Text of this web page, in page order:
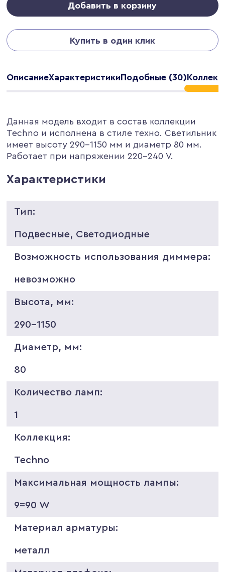
Добавить в корзину
Купить в один клик
ОписаниеХарактеристикиПодобные (30)
Данная модель входит в состав коллекции
Techno и исполнена в стиле техно. Светильник
имеет высоту 290-1150 мм и диаметр 80 мм.
Работает при напряжении 220-240 V.
Характеристики
Тип:
Подвесные, Светодиодные
Возможность использования диммера:
невозможно
Высота, мм:
290-1150
Диаметр, мм:
80
Количество ламп:
1
Коллекция:
Techno
Максимальная мощность лампы:
9=90 W
Материал арматуры:
металл